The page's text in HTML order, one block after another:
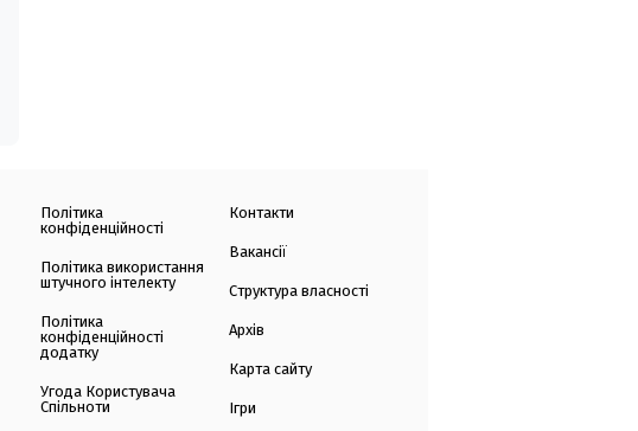
Політика
конфіденційності
Політика використання
штучного інтелекту
Політика
конфіденційності
додатку
Угода Користувача
Спільноти
Контакти
Вакансії
Структура власності
Архів
Карта сайту
Ігри